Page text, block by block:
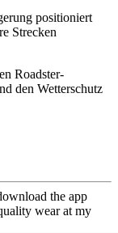
positioniert
Strecken
Roadster-
den Wetterschutz
the app
wear at my